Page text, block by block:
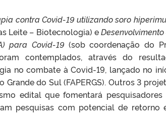
contra Covid-19 utilizando soro
Leite – Biotecnologia) e
para Covid-19(sob coordenação do
contemplados, através do
no combate à Covid-19, lançado no
do Sul (FAPERGS). Outros 3
edital que fomentará pesquisadores
pesquisas com potencial de retorno